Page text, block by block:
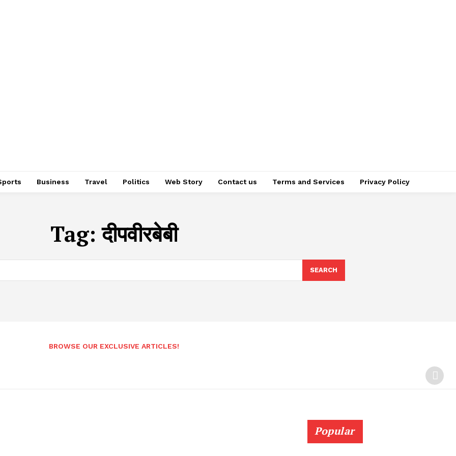
Business Travel Politics Web Story Contact us Terms and Services Privacy Policy
Tag:दीपवीरबेबी
SEARCH
BROWSE OUR EXCLUSIVE ARTICLES!
Popular